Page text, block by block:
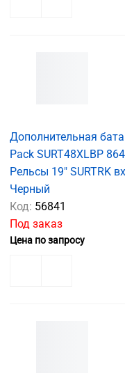
Дополнительная
Pack SURT48XLBP
Рельсы 19" SURTRK
Черный
Код: 56841
Под заказ
Цена по запросу